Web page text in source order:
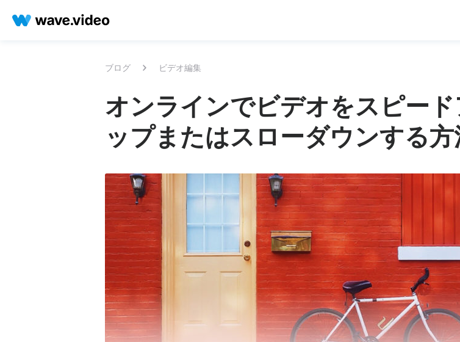
ブログ ビデオ編集
オンラインでビデオをスピード
ップまたはスローダウンする方